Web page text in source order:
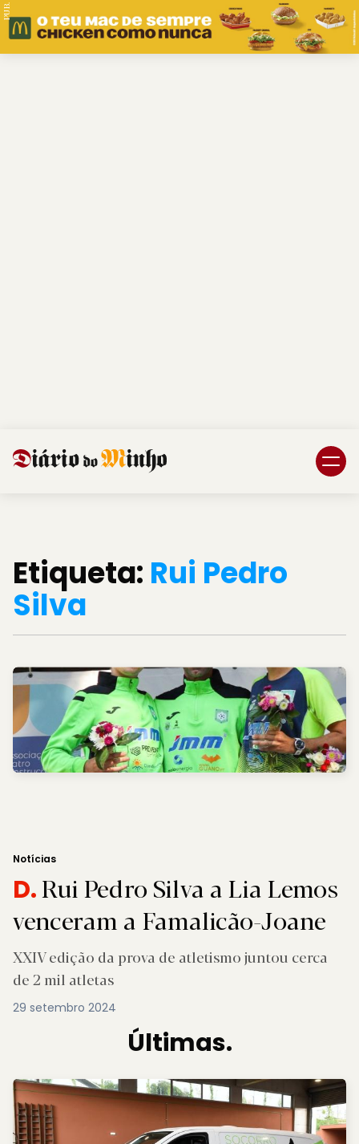
PUB.
Etiqueta: Rui Pedro
Silva
Notícias
D.Rui Pedro Silva a Lia Lemos
venceram a Famalicão-Joane
XXIV edição da prova de atletismo juntou cerca
de 2 mil atletas
29 setembro 2024
Últimas.